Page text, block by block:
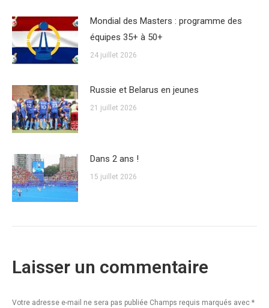
Mondial des Masters : programme des
équipes 35+ à 50+
24 juillet 2026
Russie et Belarus en jeunes
21 juillet 2026
Dans 2 ans !
15 juillet 2026
Laisser un commentaire
Votre adresse e-mail ne sera pas publiée Champs requis marqués avec *